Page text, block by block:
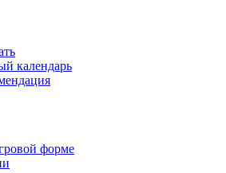
календарь
форме